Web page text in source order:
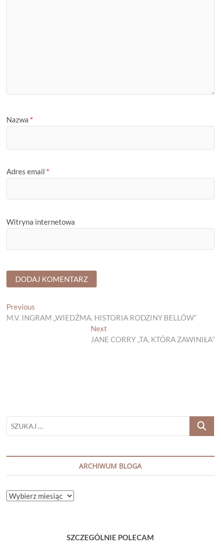
Nazwa *
Adres email *
Witryna internetowa
Nawigacja
wpisu
Previous
post:
M.V. INGRAM „WIEDŹMA. HISTORIA RODZINY BELLÓW”
NextNext
post:
JANE CORRY „TA, KTÓRA ZAWINIŁA”
SZUKAJ
ARCHIWUM BLOGA
ARCHIWUM
SZCZEGÓLNIE POLECAM